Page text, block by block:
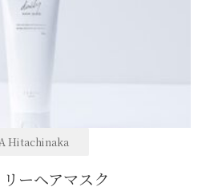
Hitachinaka
ーヘアマスク